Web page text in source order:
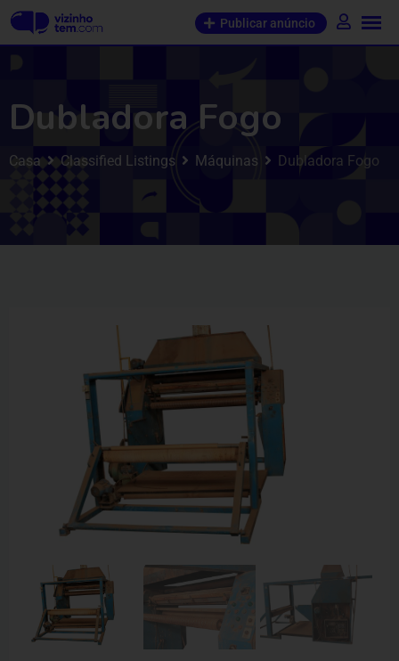
Publicar anúncio
Dubladora Fogo
Casa Classified Listings Máquinas Dubladora Fogo